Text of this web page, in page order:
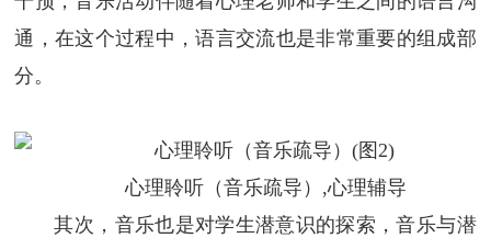
通，在这个过程中，语言交流也是非常重要的组成部
分。
心理聆听（音乐疏导）,心理辅导
其次，音乐也是对学生潜意识的探索，音乐与潜